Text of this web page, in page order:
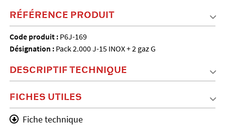
RÉFÉRENCE PRODUIT
Code produit : P6J-169
Désignation : Pack 2.000 J-15 INOX + 2 gaz G
DESCRIPTIF TECHNIQUE
FICHES UTILES
Fiche technique